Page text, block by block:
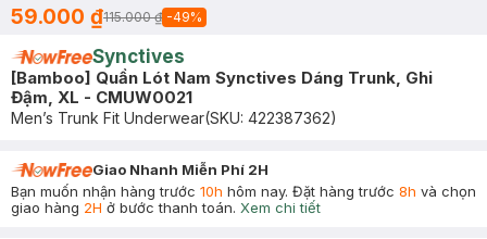
59.000 ₫115.000 ₫ -49%
Synctives
[Bamboo] Quần Lót Nam Synctives Dáng Trunk, Ghi
Đậm, XL - CMUW0021
Men’s Trunk Fit Underwear(SKU: 422387362)
Giao Nhanh Miễn Phí 2H
Bạn muốn nhận hàng trước 10h hôm nay. Đặt hàng trước 8h và chọn
giao hàng 2H ở bước thanh toán. Xem chi tiết